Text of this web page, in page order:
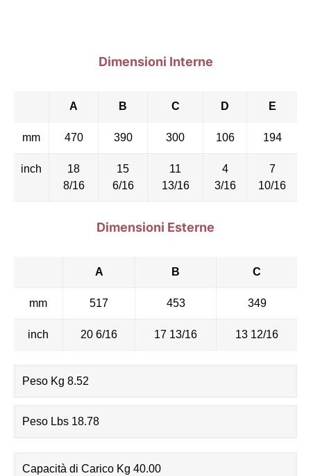
Dimensioni Interne
A B C D E
mm 470 390 300 106 194
inch
18
8/16
15
6/16
11
13/16
4
3/16
7
10/16
Dimensioni Esterne
A B C
mm 517 453 349
inch 20 6/16 17 13/16 13 12/16
Peso Kg 8.52
Peso Lbs 18.78
Capacità di Carico Kg 40.00